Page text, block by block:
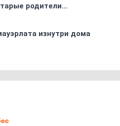
родители...
изнутри дома